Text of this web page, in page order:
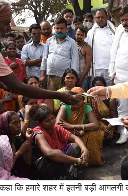
कि हमारे शहर में इतनी बड़ी आगलगी